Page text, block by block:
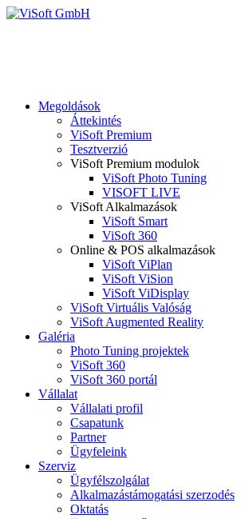
Megoldások
Áttekintés
ViSoft Premium
Tesztverzió
ViSoft Premium modulok
ViSoft Photo Tuning
VISOFT LIVE
ViSoft Alkalmazások
ViSoft Smart
ViSoft 360
Online & POS alkalmazások
ViSoft ViPlan
ViSoft ViSion
ViSoft ViDisplay
ViSoft Virtuális Valóság
ViSoft Augmented Reality
Galéria
Photo Tuning projektek
ViSoft 360
ViSoft 360 portál
Vállalat
Vállalati profil
Csapatunk
Partner
Ügyfeleink
Szerviz
Ügyfélszolgálat
Alkalmazástámogatási szerzodés
Oktatás